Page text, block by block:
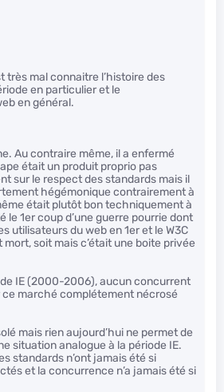
très mal connaitre l’histoire des
en particulier et le
en général.
Au contraire même, il a enfermé
était un produit proprio pas
sur le respect des standards mais il
hégémonique contrairement à
était plutôt bon techniquement à
le 1er coup d’une guerre pourrie dont
utilisateurs du web en 1er et le W3C
soit mais c’était une boite privée
IE (2000-2006), aucun concurrent
marché complétement nécrosé
mais rien aujourd’hui ne permet de
situation analogue à la période IE.
standards n’ont jamais été si
et la concurrence n’a jamais été si